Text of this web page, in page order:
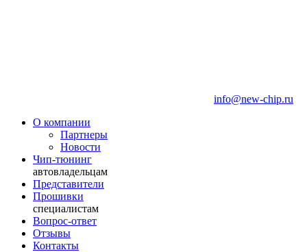
info@new-chip.ru
О компании
Партнеры
Новости
Чип-тюнинг
автовладельцам
Представители
Прошивки
специалистам
Вопрос-ответ
Отзывы
Контакты